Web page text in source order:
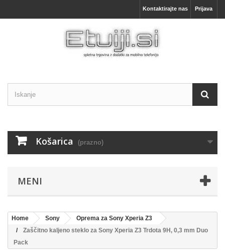
Prijava
Kontaktirajte nas
Košarica (prazno)
MENI
Home Sony
Oprema za Sony Xperia Z3
Zaščitno kaljeno steklo za Sony Xperia Z3 Trdota 9H, 0,3 mm Duo
Pack